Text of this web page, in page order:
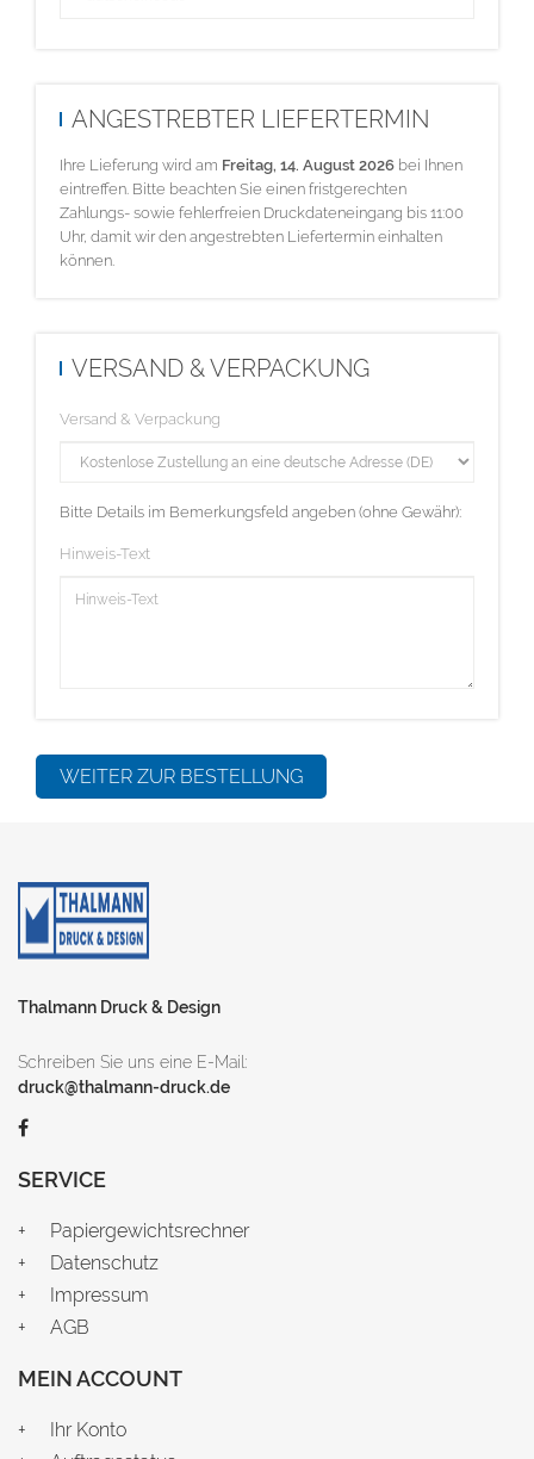
ANGESTREBTER LIEFERTERMIN
Ihre Lieferung wird am Freitag, 14. August 2026 bei Ihnen
eintreffen. Bitte beachten Sie einen fristgerechten
Zahlungs- sowie fehlerfreien Druckdateneingang bis 11:00
Uhr, damit wir den angestrebten Liefertermin einhalten
können.
VERSAND & VERPACKUNG
Versand & Verpackung
Bitte Details im Bemerkungsfeld angeben (ohne Gewähr):
Hinweis-Text
Thalmann Druck & Design
Schreiben Sie uns eine E-Mail:
druck@thalmann-druck.de
SERVICE
Papiergewichtsrechner
Datenschutz
Impressum
AGB
MEIN ACCOUNT
Ihr Konto